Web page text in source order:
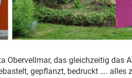
Obervellmar, das gleichzeitig das
gepflanzt, bedruckt …. alles